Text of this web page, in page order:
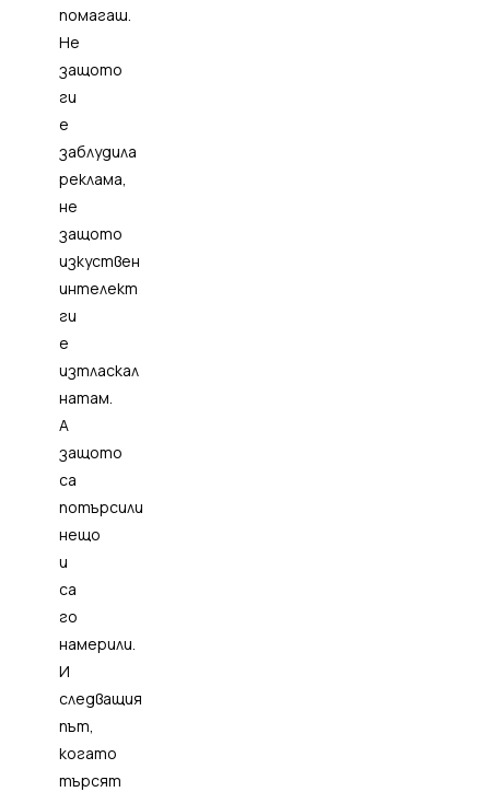
помагаш.
Не
защото
ги
е
заблудила
реклама,
не
защото
изкуствен
интелект
ги
е
изтласкал
натам.
А
защото
са
потърсили
нещо
и
са
го
намерили.
И
следващия
път,
когато
търсят